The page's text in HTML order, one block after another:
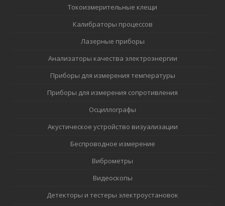
Токоизмерительные клещи
Калибраторы процессов
Лазерные приборы
Анализаторы качества электроэнергии
Приборы для измерения температуры
Приборы для измерения сопротивления
Осциллографы
Акустическое устройство визуализации
Беспроводное измерение
Виброметры
Видеоскопы
Детекторы и тестеры электроустановок